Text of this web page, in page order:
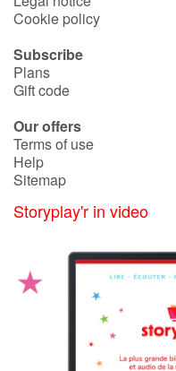
Cookie policy
Subscribe
Plans
Gift code
Our offers
Terms of use
Help
Sitemap
Storyplay'r in video